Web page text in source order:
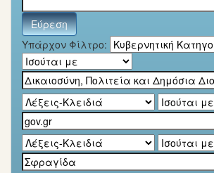
Υπάρχον Φίλτρο: